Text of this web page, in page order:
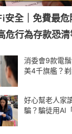
安全｜免費最危
危行為存款恐清
消委會9款電
美4千旗艦？
好心幫老人家
騙？騙徒用AI